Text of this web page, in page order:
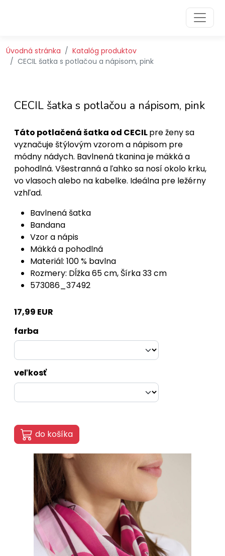
Úvodná stránka
Katalóg produktov
CECIL šatka s potlačou a nápisom, pink
CECIL šatka s potlačou a nápisom, pink
Táto potlačená šatka od CECILpre ženy sa
vyznačuje štýlovým vzorom a nápisom pre
módny nádych. Bavlnená tkanina je mäkká a
pohodlná. Všestranná a ľahko sa nosí okolo krku,
vo vlasoch alebo na kabelke. Ideálna pre ležérny
vzhľad.
Bavlnená šatka
Bandana
Vzor a nápis
Mäkká a pohodlná
Materiál: 100 % bavlna
Rozmery: Dĺžka 65 cm, Šírka 33 cm
573086_37492
17,99 EUR
farba
veľkosť
do košíka